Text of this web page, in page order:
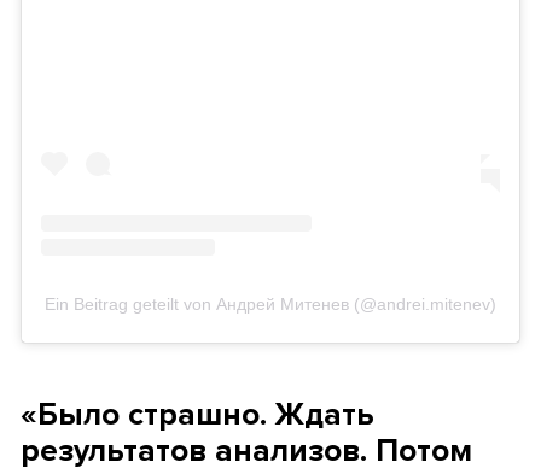
Ein Beitrag geteilt von Андрей Митенев (@andrei.mitenev)
«Было страшно. Ждать
результатов анализов. Потом